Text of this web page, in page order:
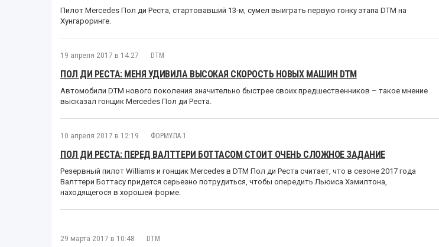
Пилот Mercedes Пол ди Реста, стартовавший 13-м, сумел выиграть первую гонку этапа DTM на
Хунгароринге.
19 апреля 2017 в 14:27 DTM
ПОЛ ДИ РЕСТА: МЕНЯ УДИВИЛА ВЫСОКАЯ СКОРОСТЬ НОВЫХ МАШИН DTM
Автомобили DTM нового поколения значительно быстрее своих предшественников – такое мнение
высказал гонщик Mercedes Пол ди Реста.
10 апреля 2017 в 12:19 ФОРМУЛА 1
ПОЛ ДИ РЕСТА: ПЕРЕД ВАЛТТЕРИ БОТТАСОМ СТОИТ ОЧЕНЬ СЛОЖНОЕ ЗАДАНИЕ
Резервный пилот Williams и гонщик Mercedes в DTM Пол ди Реста считает, что в сезоне 2017 года
Валттери Боттасу придется серьезно потрудиться, чтобы опередить Льюиса Хэмилтона,
находящегося в хорошей форме.
29 марта 2017 в 10:48 DTM